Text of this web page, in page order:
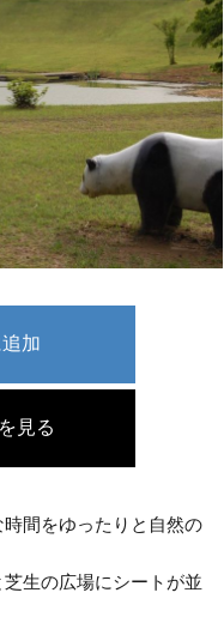
間をゆったりと自然の
生の広場にシートが並